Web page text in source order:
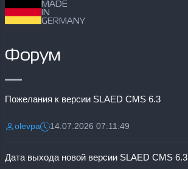
MADE
IN
GERMANY
Форум
Пожелания к версии SLAED CMS 6.3
Разместил:
olevpaДата:14.07.2026 07:11:49
Дата выхода новой версии SLAED CMS 6.3